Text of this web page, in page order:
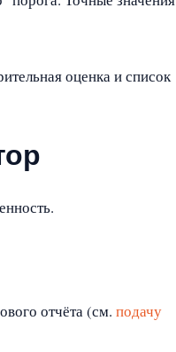
оценка и список
отчёта (см. подачу